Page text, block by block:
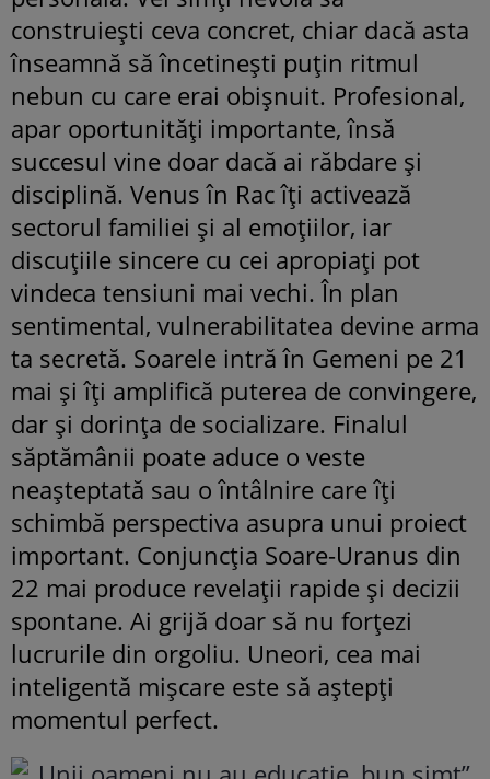
construiești ceva concret, chiar dacă asta
înseamnă să încetinești puțin ritmul
nebun cu care erai obișnuit. Profesional,
apar oportunități importante, însă
succesul vine doar dacă ai răbdare și
disciplină. Venus în Rac îți activează
sectorul familiei și al emoțiilor, iar
discuțiile sincere cu cei apropiați pot
vindeca tensiuni mai vechi. În plan
sentimental, vulnerabilitatea devine arma
ta secretă. Soarele intră în Gemeni pe 21
mai și îți amplifică puterea de convingere,
dar și dorința de socializare. Finalul
săptămânii poate aduce o veste
neașteptată sau o întâlnire care îți
schimbă perspectiva asupra unui proiect
important. Conjuncția Soare-Uranus din
22 mai produce revelații rapide și decizii
spontane. Ai grijă doar să nu forțezi
lucrurile din orgoliu. Uneori, cea mai
inteligentă mișcare este să aștepți
momentul perfect.